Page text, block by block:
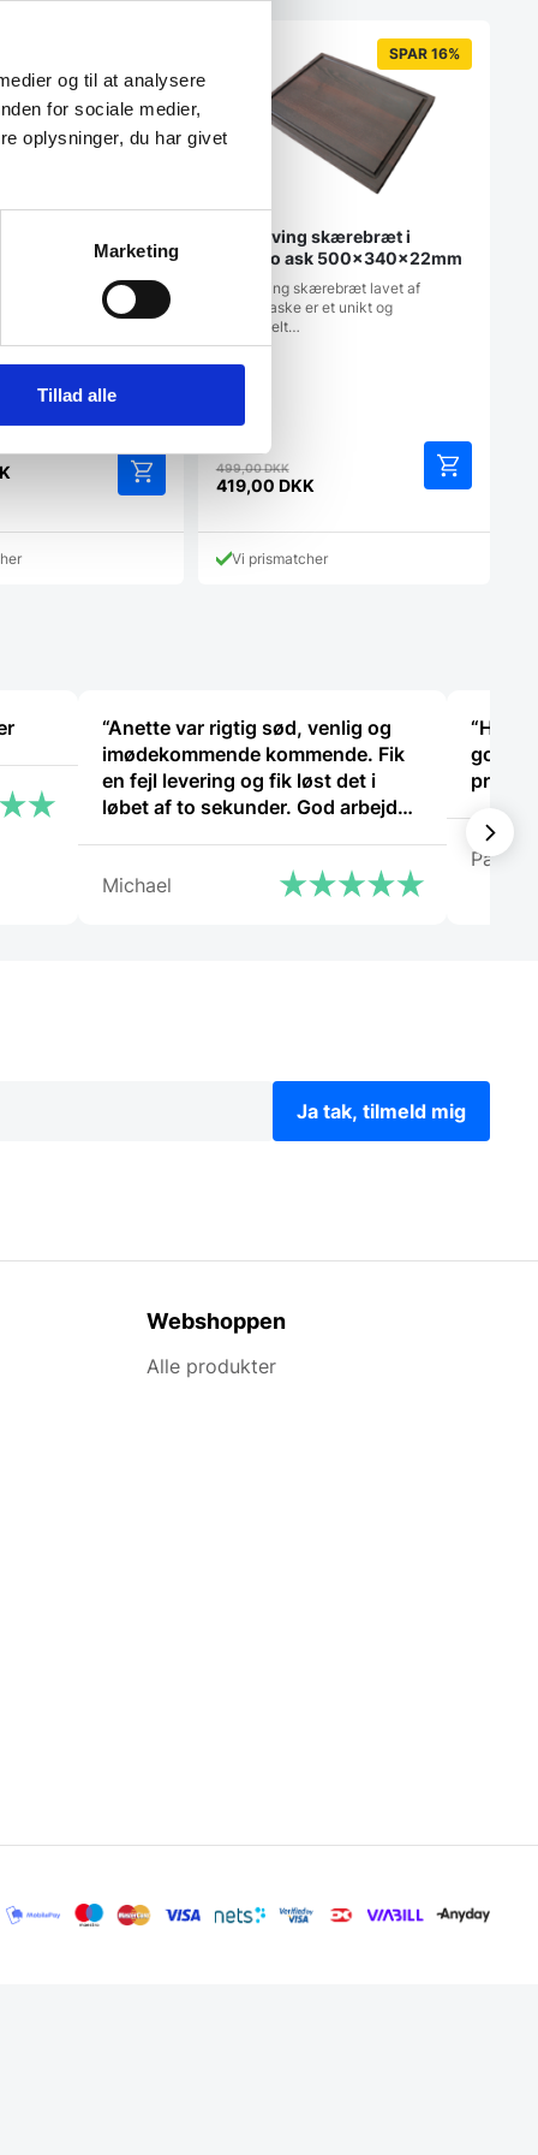
og til at analysere
for sociale medier,
oplysninger, du har givet
Marketing
Tillad alle
Premium
design 42×25
er produceret
SPAR 16%
Museliving skærebræt i
Thermo ask 500x340x22mm
Museliving skærebræt lavet af
termisk aske er et unikt og
funktionelt…
499,00DKKDen
oprindelige
var:
499,00 DKK.
419,00 DKK
aktuelle
pris
er:Vi prismatcher
“Anette var rigtig sød, venlig og
imødekommende kommende. Fik
en fejl levering og fik løst det i
løbet af to sekunder. God arbejde
Michael
“Har
god
Patricia
Ja tak, tilmeld mig
Webshoppen
Alle produkter